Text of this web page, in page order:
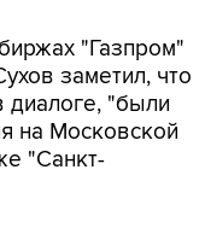
диалоге, "были
на Московской
"Санкт-